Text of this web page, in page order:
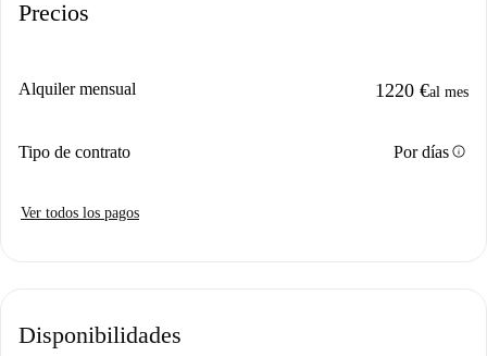
Precios
Alquiler mensual 1220 €al mes
Tipo de contrato Por díasinfo
Ver todos los pagos
Disponibilidades